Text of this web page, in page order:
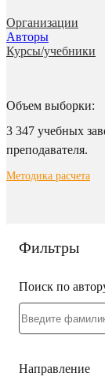
Организации
Авторы
Курсы/учебники
Объем выборки:
3 347 учебных
преподавателя.
Методика расчета
Фильтры
Поиск по
Направление